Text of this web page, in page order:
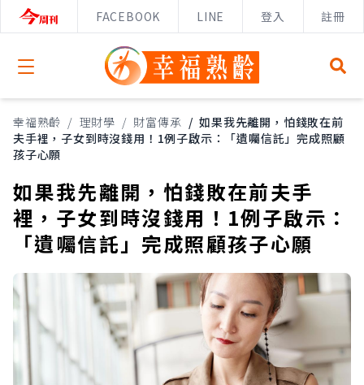
FACEBOOK LINE 登入 註冊
Open menu
幸福熟齡 / 理財學 / 財富傳承 / 如果我先離開，怕錢敗在前
夫手裡，子女到時沒錢用！1例子啟示：「遺囑信託」完成照顧
孩子心願
如果我先離開，怕錢敗在前夫手
裡，子女到時沒錢用！1例子啟示：
「遺囑信託」完成照顧孩子心願